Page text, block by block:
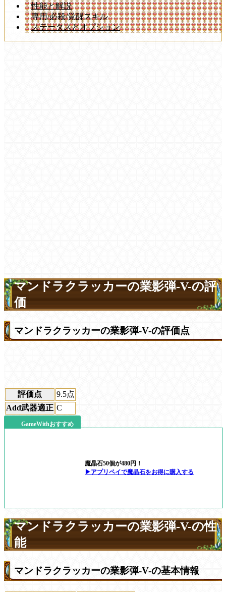
性能と解説
専用/必殺/覚醒スキル
ステータスとオプション
マンドラクラッカーの業影弾-V-の評
価
マンドラクラッカーの業影弾-V-の評価点
評価点 9.5点
Add武器適正 C
GameWithおすすめ
魔晶石50個が480円！
▶アプリペイで魔晶石をお得に購入する
マンドラクラッカーの業影弾-V-の性
能
マンドラクラッカーの業影弾-V-の基本情報